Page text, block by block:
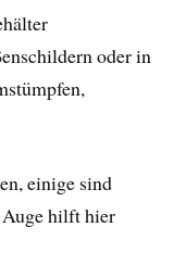
oder in
einige sind
Auge hilft hier